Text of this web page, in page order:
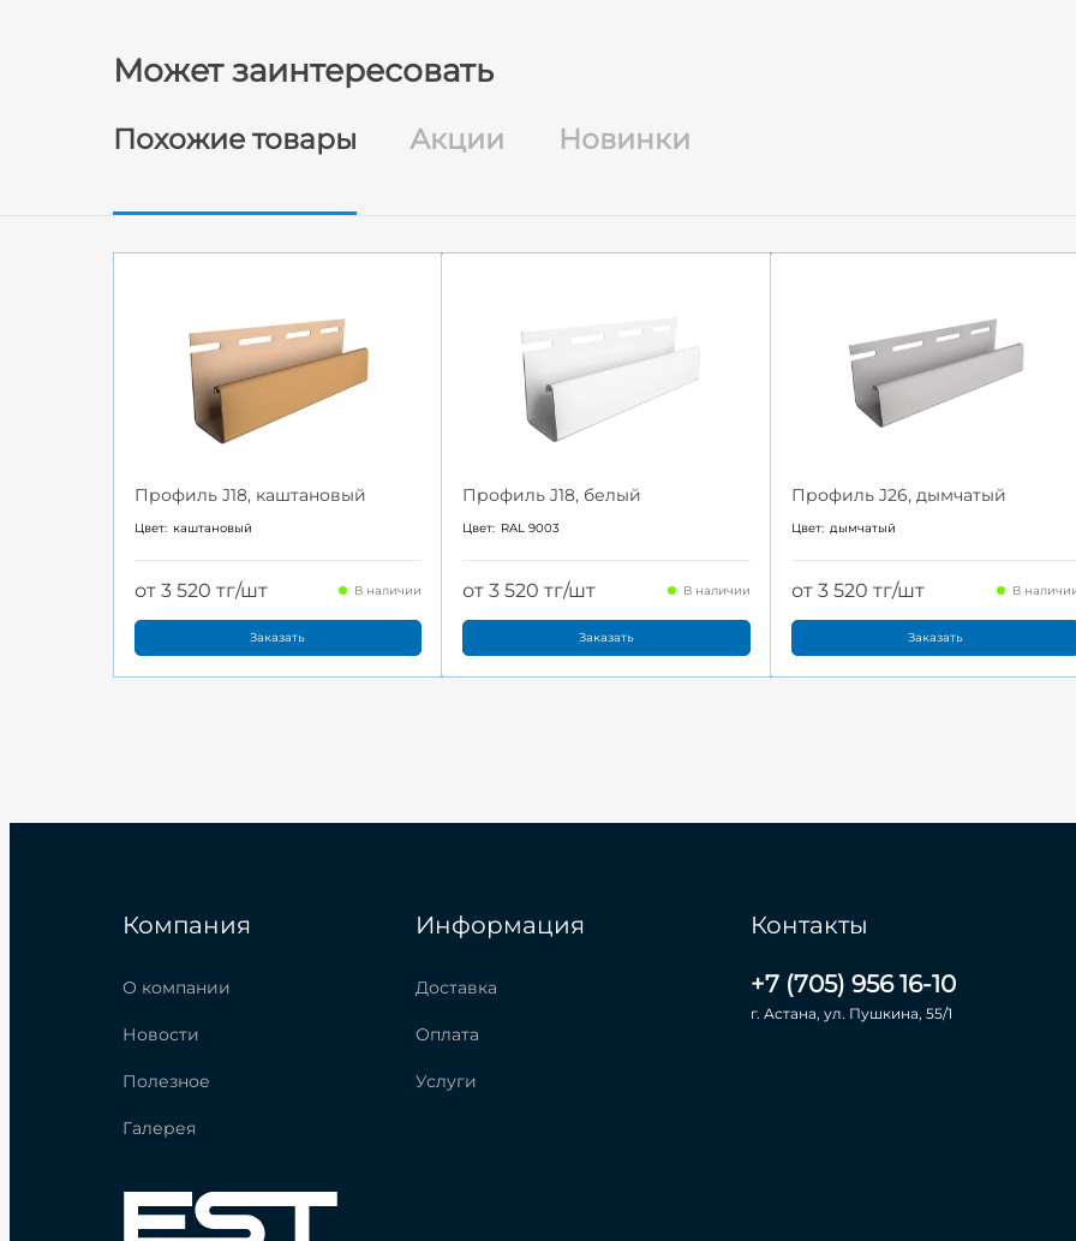
Может заинтересовать
Похожие товары Акции Новинки
Профиль J18, каштановый
Цвет: каштановый
от 3 520 тг/шт В наличии
Заказать
Профиль J18, белый
Цвет: RAL 9003
от 3 520 тг/шт В наличии
Заказать
Профиль J26, дымчатый
Цвет: дымчатый
от 3 520 тг/шт В
Заказать
Компания
О компании
Новости
Полезное
Галерея
Информация
Доставка
Оплата
Услуги
Контакты
+7 (705) 956 16-10
г. Астана, ул. Пушкина, 55/1